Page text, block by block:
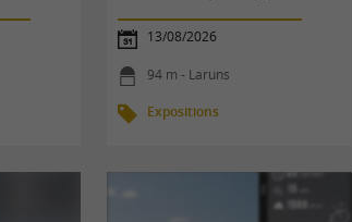
13/08/2026
94 m - Laruns
Expositions